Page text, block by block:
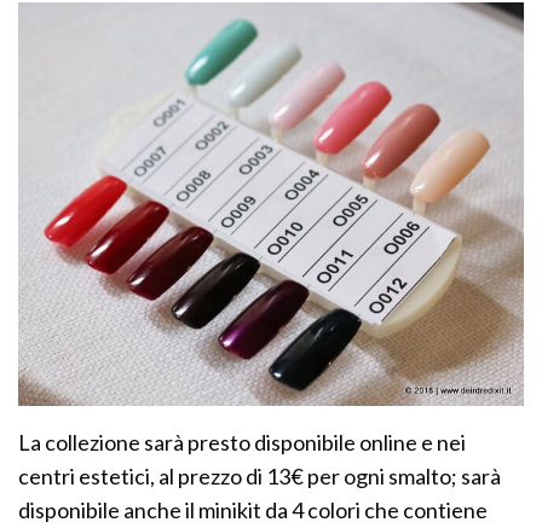
La collezione sarà presto disponibile online e nei
centri estetici, al prezzo di 13€ per ogni smalto; sarà
disponibile anche il minikit da 4 colori che contiene